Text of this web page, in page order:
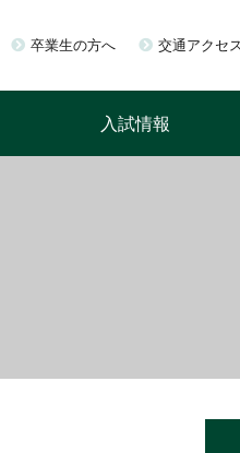
卒業生の方へ 交通アクセス
入試情報